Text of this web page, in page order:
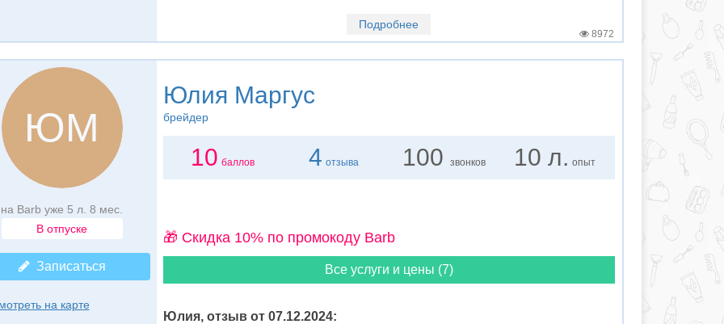
Подробнее
8972
ЮМ
на Barb уже 5 л. 8 мес.
В отпуске
Записаться
на карте
Юлия Маргус
брейдер
10 баллов 4 отзыва 100 звонков 10 л. опыт
🎁 Cкидка 10% по промокоду Barb
Все услуги и цены (7)
Юлия, отзыв от 07.12.2024: